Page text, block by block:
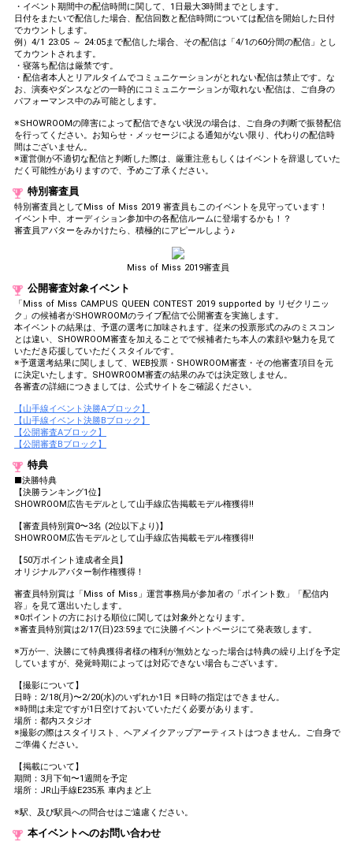
・イベント期間中の配信時間に関して、1日最大3時間までとします。
日付をまたいで配信した場合、配信回数と配信時間については配信を開始した日付
でカウントします。
例）4/1 23:05 ～ 24:05まで配信した場合、その配信は「4/1の60分間の配信」とし
てカウントされます。
・寝落ち配信は厳禁です。
・配信者本人とリアルタイムでコミュニケーションがとれない配信は禁止です。な
お、演奏やダンスなどの一時的にコミュニケーションが取れない配信は、ご自身の
パフォーマンス中のみ可能とします。
※SHOWROOMの障害によって配信できない状況の場合は、ご自身の判断で振替配信
を行ってください。お知らせ・メッセージによる通知がない限り、代わりの配信時
間はございません。
※運営側が不適切な配信と判断した際は、厳重注意もしくはイベントを辞退していた
だく可能性がありますので、予めご了承ください。
特別審査員
特別審査員としてMiss of Miss 2019 審査員もこのイベントを見守っています！
イベント中、オーディション参加中の各配信ルームに登場するかも！？
審査員アバターをみかけたら、積極的にアピールしよう♪
Miss of Miss 2019審査員
公開審査対象イベント
「Miss of Miss CAMPUS QUEEN CONTEST 2019 supported by リゼクリニッ
ク」の候補者がSHOWROOMのライブ配信で公開審査を実施します。
本イベントの結果は、予選の選考に加味されます。従来の投票形式のみのミスコン
とは違い、SHOWROOM審査を加えることでで候補者たち本人の素顔や魅力を見て
いただき応援していただくスタイルです。
※予選選考結果に関しまして、WEB投票・SHOWROOM審査・その他審査項目を元
に決定いたします。SHOWROOM審査の結果のみでは決定致しません。
各審査の詳細につきましては、公式サイトをご確認ください。
【山手線イベント決勝Aブロック】
【山手線イベント決勝Bブロック】
【公開審査Aブロック】
【公開審査Bブロック】
特典
■決勝特典
【決勝ランキング1位】
SHOWROOM広告モデルとして山手線広告掲載モデル権獲得!!
【審査員特別賞0〜3名 (2位以下より)】
SHOWROOM広告モデルとして山手線広告掲載モデル権獲得!!
【50万ポイント達成者全員】
オリジナルアバター制作権獲得！
審査員特別賞は「Miss of Miss」運営事務局が参加者の「ポイント数」「配信内
容」を見て選出いたします。
※0ポイントの方における順位に関しては対象外となります。
※審査員特別賞は2/17(日)23:59までに決勝イベントページにて発表致します。
※万が一、決勝にて特典獲得者様の権利が無効となった場合は特典の繰り上げを予定
していますが、発覚時期によっては対応できない場合もございます。
【撮影について】
日時：2/18(月)〜2/20(水)のいずれか1日 ※日時の指定はできません。
※時間は未定ですが1日空けておいていただく必要があります。
場所：都内スタジオ
※撮影の際はスタイリスト、ヘアメイクアップアーティストはつきません。ご自身で
ご準備ください。
【掲載について】
期間：3月下旬〜1週間を予定
場所：JR山手線E235系 車内まど上
※駅、及び駅員への問合せはご遠慮ください。
本イベントへのお問い合わせ